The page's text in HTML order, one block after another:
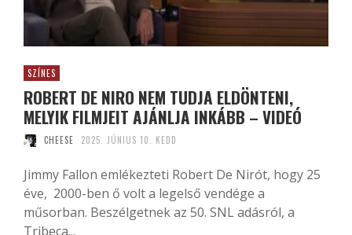
SZÍNES
ROBERT DE NIRO NEM TUDJA ELDÖNTENI,
MELYIK FILMJEIT AJÁNLJA INKÁBB – VIDEÓ
CHEESE 2025. JÚNIUS 10. KEDD
Jimmy Fallon emlékezteti Robert De Nirót, hogy 25
éve, 2000-ben ő volt a legelső vendége a
műsorban. Beszélgetnek az 50. SNL adásról, a
Tribeca...